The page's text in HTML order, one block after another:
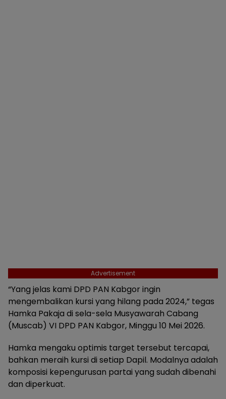
Advertisement
“Yang jelas kami DPD PAN Kabgor ingin
mengembalikan kursi yang hilang pada 2024,” tegas
Hamka Pakaja di sela-sela Musyawarah Cabang
(Muscab) VI DPD PAN Kabgor, Minggu 10 Mei 2026.
Hamka mengaku optimis target tersebut tercapai,
bahkan meraih kursi di setiap Dapil. Modalnya adalah
komposisi kepengurusan partai yang sudah dibenahi
dan diperkuat.